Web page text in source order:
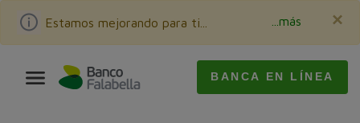
Estamos mejorando para ti... ...más ×
BANCA EN LÍNEA